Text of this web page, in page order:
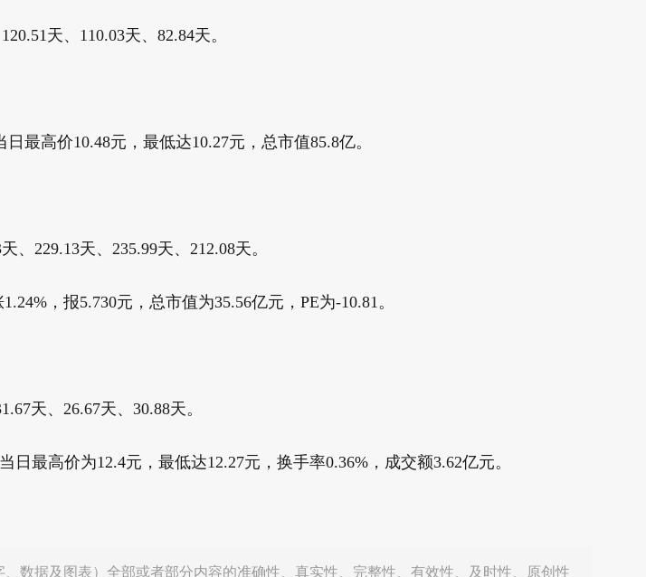
天、110.03天、82.84天。
最高价10.48元，最低达10.27元，总市值85.8亿。
229.13天、235.99天、212.08天。
，报5.730元，总市值为35.56亿元，PE为-10.81。
天、26.67天、30.88天。
最高价为12.4元，最低达12.27元，换手率0.36%，成交额3.62亿元。
数据及图表）全部或者部分内容的准确性、真实性、完整性、有效性、及时性、原创性